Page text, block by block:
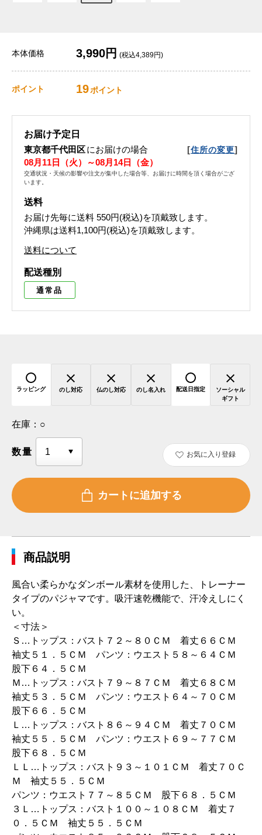
本体価格 3,990円 (税込4,389円)
ポイント 19ポイント
お届け予定日
東京都千代田区にお届けの場合 [住所の変更]
08月11日（火）～08月14日（金）
交通状況・天候の影響や注文が集中した場合等、お届けに時間を頂く場合がござ
います。
送料
お届け先毎に送料 550円(税込)を頂戴致します。
沖縄県は送料1,100円(税込)を頂戴致します。
送料について
配送種別
通常品
ラッピング のし対応 仏のし対応 のし名入れ 配送日指定
ソーシャル
ギフト
在庫： ○
数量 お気に入り登録
商品説明
風合い柔らかなダンボール素材を使用した、トレーナー
タイプのパジャマです。吸汗速乾機能で、汗冷えしにく
い。
＜寸法＞
Ｓ…トップス：バスト７２～８０ＣＭ 着丈６６ＣＭ
袖丈５１．５ＣＭ パンツ：ウエスト５８～６４ＣＭ
股下６４．５ＣＭ
Ｍ…トップス：バスト７９～８７ＣＭ 着丈６８ＣＭ
袖丈５３．５ＣＭ パンツ：ウエスト６４～７０ＣＭ
股下６６．５ＣＭ
Ｌ…トップス：バスト８６～９４ＣＭ 着丈７０ＣＭ
袖丈５５．５ＣＭ パンツ：ウエスト６９～７７ＣＭ
股下６８．５ＣＭ
ＬＬ…トップス：バスト９３～１０１ＣＭ 着丈７０Ｃ
Ｍ 袖丈５５．５ＣＭ
パンツ：ウエスト７７～８５ＣＭ 股下６８．５ＣＭ
３Ｌ…トップス：バスト１００～１０８ＣＭ 着丈７
０．５ＣＭ 袖丈５５．５ＣＭ